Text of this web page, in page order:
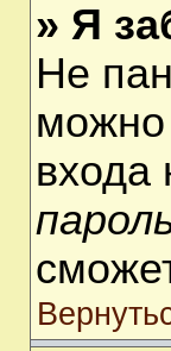
» Я
Не
можно